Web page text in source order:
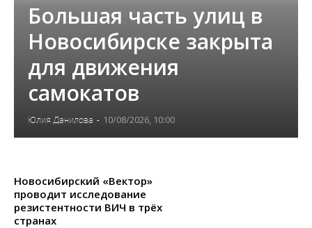
Большая часть улиц в
Новосибирске закрыта
для движения
самокатов
Юлия Данилова - 10/08/2026, 10:00
Новосибирский «Вектор»
проводит исследование
резистентности ВИЧ в трёх
странах